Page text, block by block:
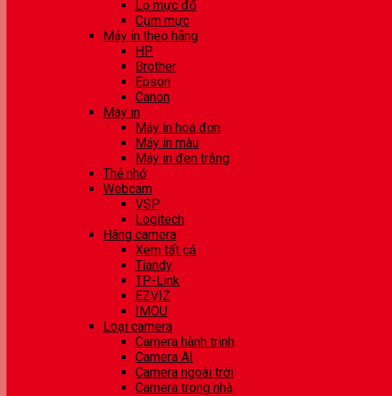
Lọ mực đổ
Cụm mực
Máy in theo hãng
HP
Brother
Epson
Canon
Máy in
Máy in hoá đơn
Máy in màu
Máy in đen trắng
Thẻ nhớ
Webcam
VSP
Logitech
Hãng camera
Xem tất cả
Tiandy
TP-Link
EZVIZ
IMOU
Loại camera
Camera hành trình
Camera AI
Camera ngoài trời
Camera trong nhà